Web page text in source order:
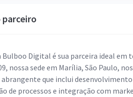
parceiro
Bulboo Digital é sua parceira ideal
nossa sede em Marília, São Paulo,
que inclui
de processos e integração com